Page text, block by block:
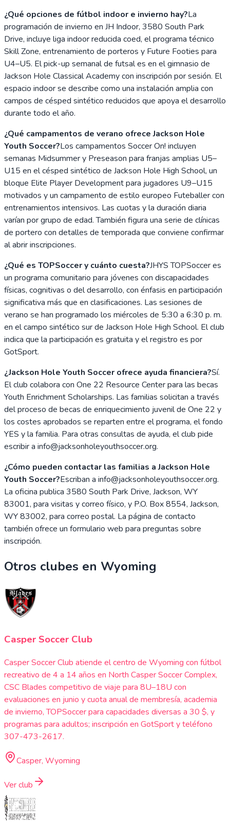
¿Qué opciones de fútbol indoor e invierno hay?La
programación de invierno en JH Indoor, 3580 South Park
Drive, incluye liga indoor reducida coed, el programa técnico
Skill Zone, entrenamiento de porteros y Future Footies para
U4–U5. El pick-up semanal de futsal es en el gimnasio de
Jackson Hole Classical Academy con inscripción por sesión. El
espacio indoor se describe como una instalación amplia con
campos de césped sintético reducidos que apoya el desarrollo
durante todo el año.
¿Qué campamentos de verano ofrece Jackson Hole
Youth Soccer?Los campamentos Soccer On! incluyen
semanas Midsummer y Preseason para franjas amplias U5–
U15 en el césped sintético de Jackson Hole High School, un
bloque Elite Player Development para jugadores U9–U15
motivados y un campamento de estilo europeo Futeballer con
entrenamientos intensivos. Las cuotas y la duración diaria
varían por grupo de edad. También figura una serie de clínicas
de portero con detalles de temporada que conviene confirmar
al abrir inscripciones.
¿Qué es TOPSoccer y cuánto cuesta?JHYS TOPSoccer es
un programa comunitario para jóvenes con discapacidades
físicas, cognitivas o del desarrollo, con énfasis en participación
significativa más que en clasificaciones. Las sesiones de
verano se han programado los miércoles de 5:30 a 6:30 p. m.
en el campo sintético sur de Jackson Hole High School. El club
indica que la participación es gratuita y el registro es por
GotSport.
¿Jackson Hole Youth Soccer ofrece ayuda financiera?Sí.
El club colabora con One 22 Resource Center para las becas
Youth Enrichment Scholarships. Las familias solicitan a través
del proceso de becas de enriquecimiento juvenil de One 22 y
los costes aprobados se reparten entre el programa, el fondo
YES y la familia. Para otras consultas de ayuda, el club pide
escribir a info@jacksonholeyouthsoccer.org.
¿Cómo pueden contactar las familias a Jackson Hole
Youth Soccer?Escriban a info@jacksonholeyouthsoccer.org.
La oficina publica 3580 South Park Drive, Jackson, WY
83001, para visitas y correo físico, y P.O. Box 8554, Jackson,
WY 83002, para correo postal. La página de contacto
también ofrece un formulario web para preguntas sobre
inscripción.
Otros clubes en Wyoming
Casper Soccer Club
Casper Soccer Club atiende el centro de Wyoming con fútbol
recreativo de 4 a 14 años en North Casper Soccer Complex,
CSC Blades competitivo de viaje para 8U–18U con
evaluaciones en junio y cuota anual de membresía, academia
de invierno, TOPSoccer para capacidades diversas a 30 $, y
programas para adultos; inscripción en GotSport y teléfono
307-473-2617.
Casper, Wyoming
Ver club